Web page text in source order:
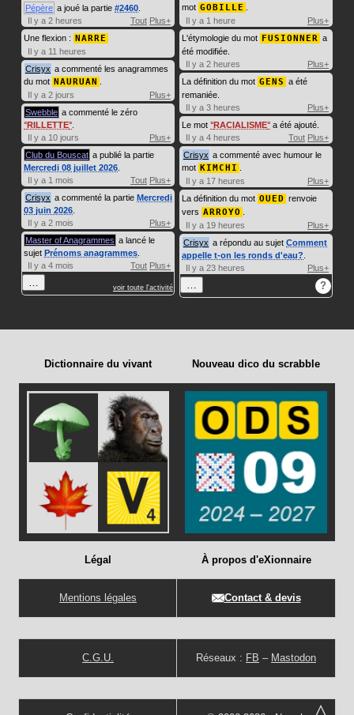
Pépère a joué la partie #2460
Il y a 2 heures
Tout Plus+
Une flexion : NARRE
Il y a 11 heures
Crisyx a commenté les anagrammes
du mot NAURUAN
Il y a 2 jours
Plus+
Swebble a commenté le zéro
RILLETTE
Il y a 10 jours
Plus+
Club du Bouscat a publié la partie
Mercredi 08 juillet 2026
Il y a 1 mois
Tout Plus+
Crisyx a commenté la partie Mercredi
03 juin 2026
Il y a 2 mois
Plus+
Master of Anagrammes a lancé le
sujet Prénoms anagrammes
Il y a 4 mois
Tout Plus+
voir toute l'activité
mot GOBILLE
Il y a 1 heure
Plus+
L'étymologie du mot FUSIONNER a
été modifiée.
Il y a 2 heures
Plus+
La définition du mot GENS a été
remaniée.
Il y a 3 heures
Plus+
Le mot RACIALISME a été ajouté.
Il y a 4 heures
Tout Plus+
Crisyx a commenté avec humour le
mot KIMCHI
Il y a 17 heures
Plus+
La définition du mot OUED renvoie
vers ARROYO
Il y a 19 heures
Plus+
Crisyx a répondu au sujet Comment
appelle t-on les ronds d'eau?
Il y a 23 heures
Plus+
?
Dictionnaire du vivant Nouveau dico du scrabble
Légal
Mentions légales
C.G.U.
À propos d'eXionnaire
Contact & devis
Réseaux : FB – Mastodon